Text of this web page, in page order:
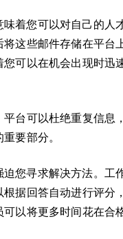
着您可以对自己的人
这些邮件存储在平台
可以在机会出现时迅
台可以杜绝重复信息
要部分。
您寻求解决方法。工
据回答自动进行评分
以将更多时间花在合